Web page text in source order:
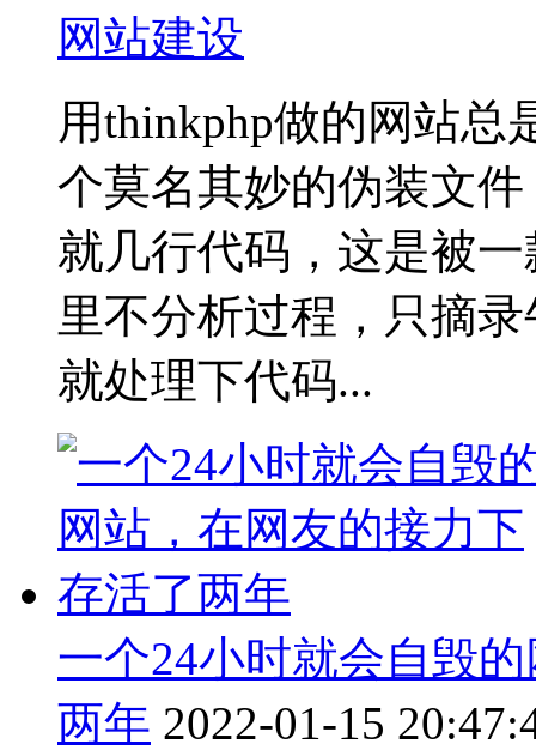
网站建设
用thinkphp做的网站总
个莫名其妙的伪装文
就几行代码，这是被
里不分析过程，只摘
就处理下代码...
一个24小时就会自毁
两年 2022-01-15